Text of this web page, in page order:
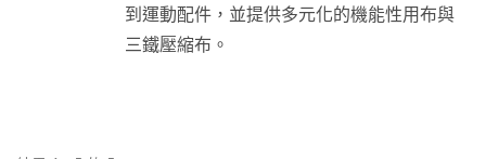
到運動配件，並提供多元化的機能性用布與
三鐵壓縮布。